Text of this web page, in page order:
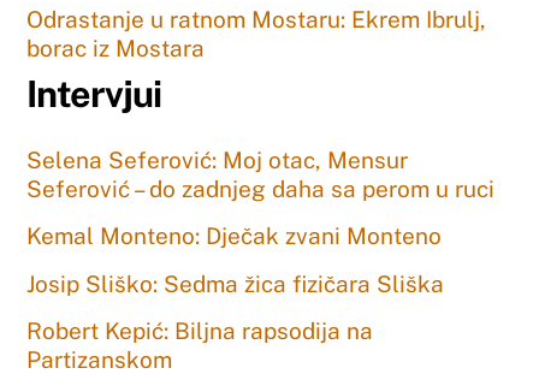
Odrastanje u ratnom Mostaru: Ekrem Ibrulj,
borac iz Mostara
Intervjui
Selena Seferović: Moj otac, Mensur
Seferović – do zadnjeg daha sa perom u ruci
Kemal Monteno: Dječak zvani Monteno
Josip Sliško: Sedma žica fizičara Sliška
Robert Kepić: Biljna rapsodija na
Partizanskom